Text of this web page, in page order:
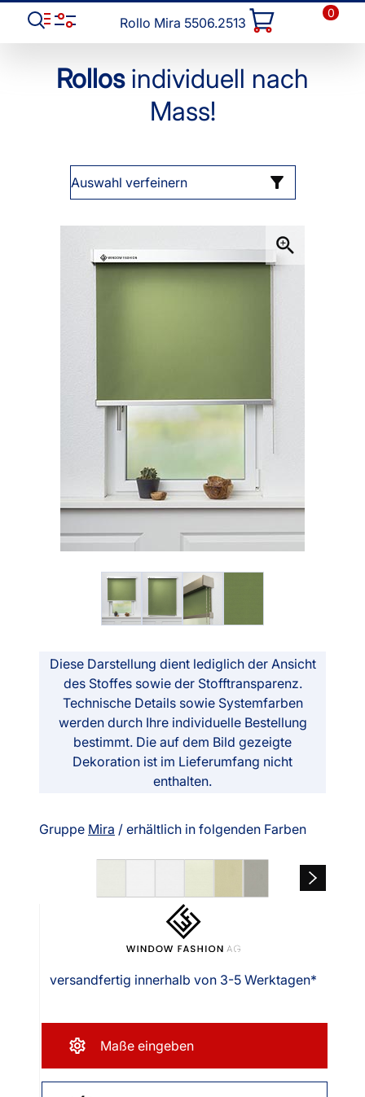
Rollo Mira 5506.2513
0
Rollos individuell nach
Mass!
Auswahl verfeinern
Diese Darstellung dient lediglich der Ansicht
des Stoffes sowie der Stofftransparenz.
Technische Details sowie Systemfarben
werden durch Ihre individuelle Bestellung
bestimmt. Die auf dem Bild gezeigte
Dekoration ist im Lieferumfang nicht
enthalten.
Gruppe Mira / erhältlich in folgenden Farben
versandfertig innerhalb von 3-5 Werktagen*
Maße eingeben